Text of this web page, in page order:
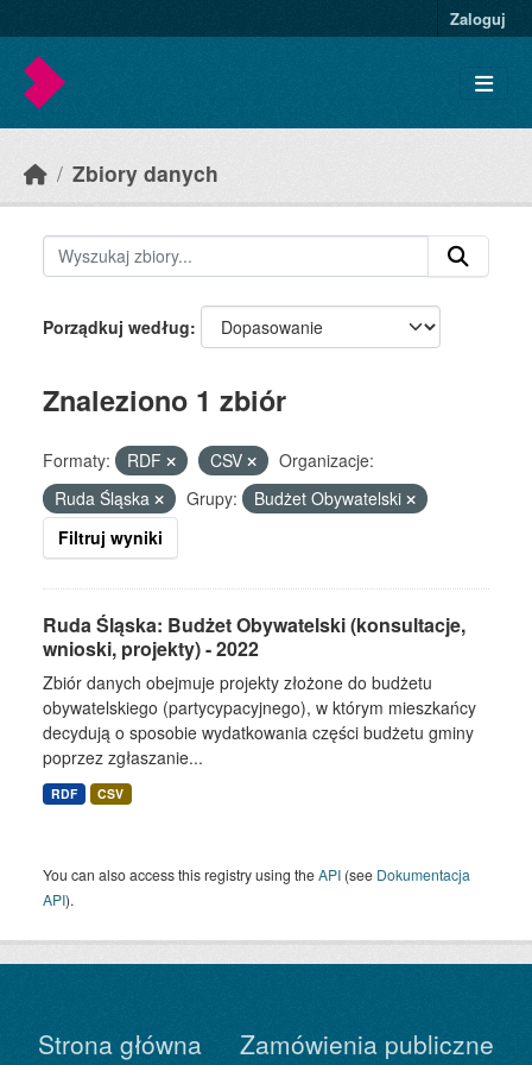
Zaloguj
Zbiory danych
Porządkuj według
Znaleziono 1 zbiór
Formaty: RDF CSV
Organizacje:
Ruda Śląska
Grupy:
Budżet Obywatelski
Filtruj wyniki
Ruda Śląska: Budżet Obywatelski (konsultacje,
wnioski, projekty) - 2022
Zbiór danych obejmuje projekty złożone do budżetu
obywatelskiego (partycypacyjnego), w którym mieszkańcy
decydują o sposobie wydatkowania części budżetu gminy
poprzez zgłaszanie...
RDF CSV
You can also access this registry using theAPI (see Dokumentacja
API).
Strona główna Zamówienia publiczne